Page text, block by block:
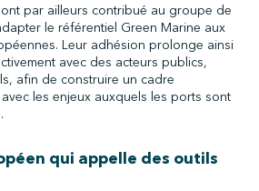
par ailleurs contribué au groupe de
le référentiel Green Marine aux
Leur adhésion prolonge ainsi
avec des acteurs publics,
afin de construire un cadre
les enjeux auxquels les ports sont
qui appelle des outils